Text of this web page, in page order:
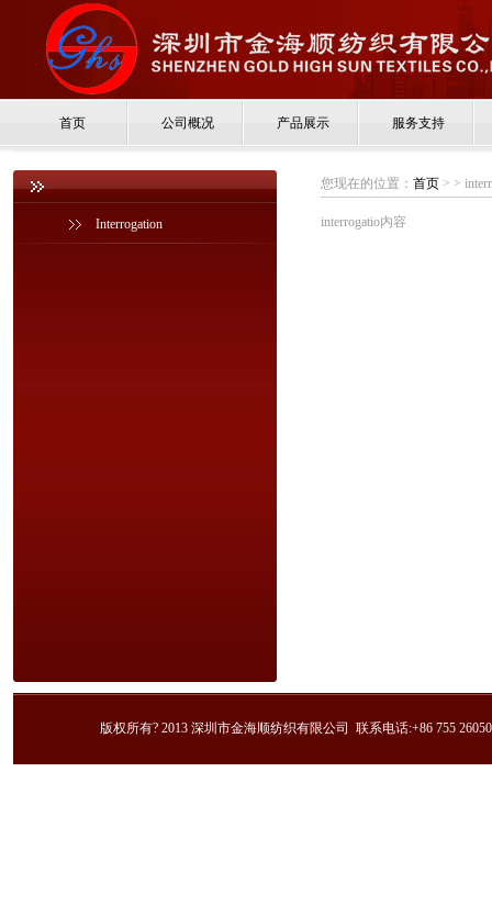
首页 公司概况 产品展示 服务支持
Interrogation
您现在的位置： 首页> >
interrogatio内容
版权所有? 2013 深圳市金海顺纺织有限公司 联系电话:+86 755